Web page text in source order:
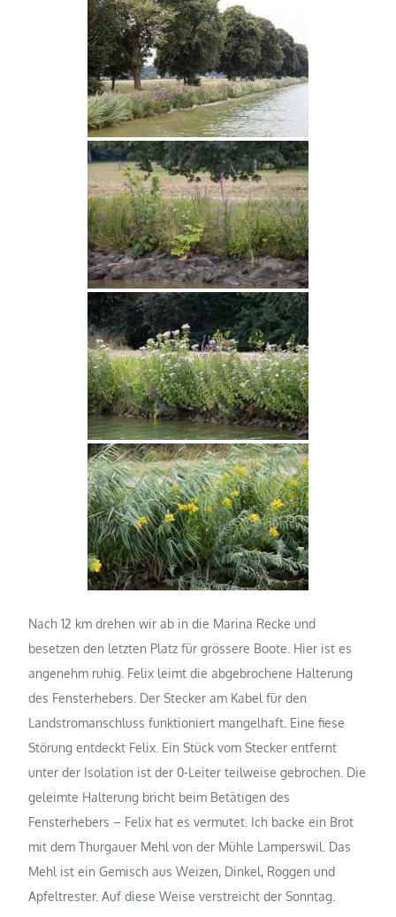
Nach 12 km drehen wir ab in die Marina Recke und
besetzen den letzten Platz für grössere Boote. Hier ist es
angenehm ruhig. Felix leimt die abgebrochene Halterung
des Fensterhebers. Der Stecker am Kabel für den
Landstromanschluss funktioniert mangelhaft. Eine fiese
Störung entdeckt Felix. Ein Stück vom Stecker entfernt
unter der Isolation ist der 0-Leiter teilweise gebrochen. Die
geleimte Halterung bricht beim Betätigen des
Fensterhebers – Felix hat es vermutet. Ich backe ein Brot
mit dem Thurgauer Mehl von der Mühle Lamperswil. Das
Mehl ist ein Gemisch aus Weizen, Dinkel, Roggen und
Apfeltrester. Auf diese Weise verstreicht der Sonntag.